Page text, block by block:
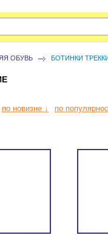
ОБУВЬ БОТИНКИ
по новизне ↓
по